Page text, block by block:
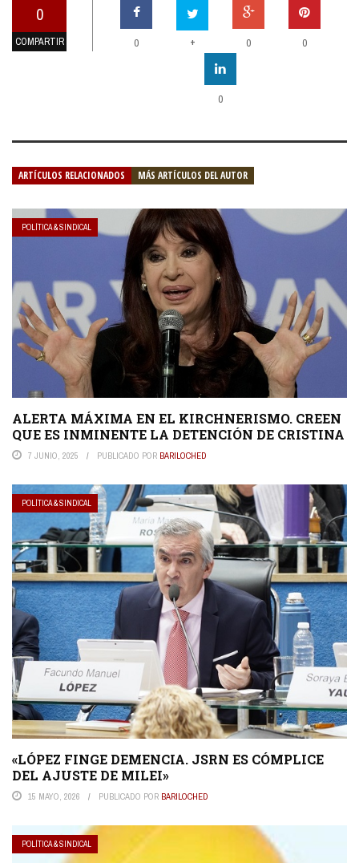
0
COMPARTIR 0 + 0 0
0
ARTÍCULOS RELACIONADOS MÁS ARTÍCULOS DEL AUTOR
POLÍTICA & SINDICAL
ALERTA MÁXIMA EN EL KIRCHNERISMO. CREEN
QUE ES INMINENTE LA DETENCIÓN DE CRISTINA
7 JUNIO, 2025 PUBLICADO POR BARILOCHED
POLÍTICA & SINDICAL
«LÓPEZ FINGE DEMENCIA. JSRN ES CÓMPLICE
DEL AJUSTE DE MILEI»
15 MAYO, 2026 PUBLICADO POR BARILOCHED
POLÍTICA & SINDICAL